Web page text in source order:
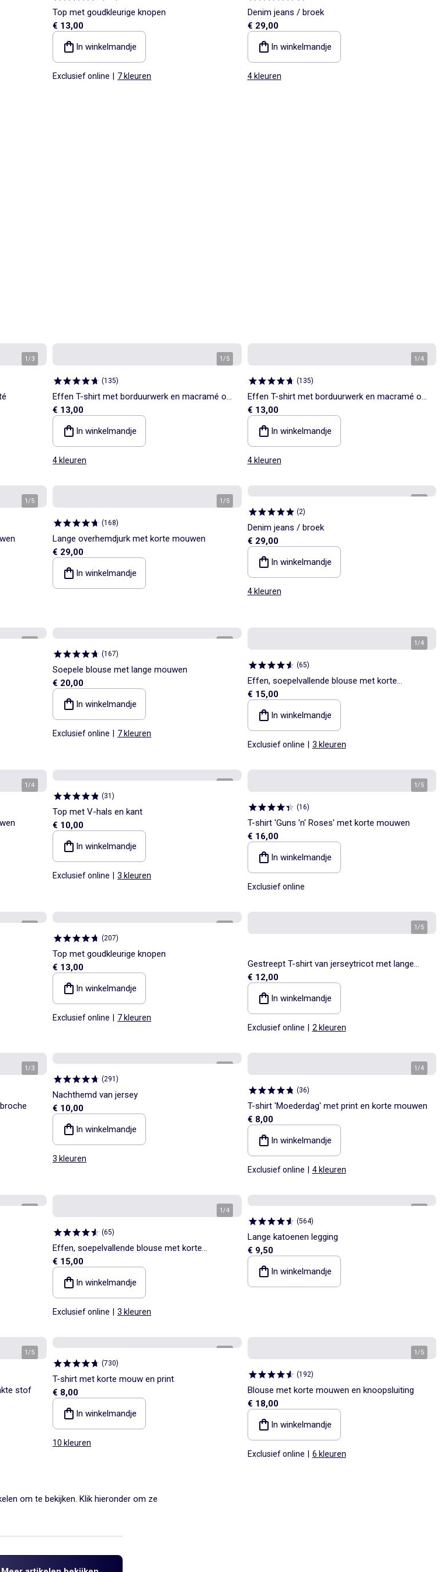
Top met goudkleurige knopen
€ 13,00
In winkelmandje
Exclusief online 7 kleuren
Denim jeans / broek
€ 29,00
In winkelmandje
4 kleuren
1/3 1/5
(135)
Effen T-shirt met borduurwerk en macramé op
de mouwen
€ 13,00
In winkelmandje
4 kleuren
1/4
(135)
Effen T-shirt met borduurwerk en macramé op
de mouwen
€ 13,00
In winkelmandje
4 kleuren
1/5 1/5
(168)
Lange overhemdjurk met korte mouwen
€ 29,00
In winkelmandje
(2)
Denim jeans / broek
€ 29,00
In winkelmandje
4 kleuren
(167)
Soepele blouse met lange mouwen
€ 20,00
In winkelmandje
Exclusief online 7 kleuren
1/4
(65)
Effen, soepelvallende blouse met korte
mouwen
€ 15,00
In winkelmandje
Exclusief online 3 kleuren
1/4
(31 )
Top met V-hals en kant
€ 10,00
In winkelmandje
Exclusief online 3 kleuren
1/5
(16)
T-shirt 'Guns 'n' Roses' met korte mouwen
€ 16,00
In winkelmandje
Exclusief online
(207)
Top met goudkleurige knopen
€ 13,00
In winkelmandje
Exclusief online 7 kleuren
1/5
Gestreept T-shirt van jerseytricot met lange
mouwen
€ 12,00
In winkelmandje
Exclusief online 2 kleuren
1/3
(291 )
Nachthemd van jersey
€ 10,00
In winkelmandje
3 kleuren
1/4
(36)
T-shirt 'Moederdag' met print en korte mouwen
€ 8,00
In winkelmandje
Exclusief online 4 kleuren
1/4
(65)
Effen, soepelvallende blouse met korte
mouwen
€ 15,00
In winkelmandje
Exclusief online 3 kleuren
(564)
Lange katoenen legging
€ 9,50
In winkelmandje
1/5
stof
(730)
T-shirt met korte mouw en print
€ 8,00
In winkelmandje
10 kleuren
1/5
(192)
Blouse met korte mouwen en knoopsluiting
€ 18,00
In winkelmandje
Exclusief online 6 kleuren
om te bekijken. Klik hieronder om ze